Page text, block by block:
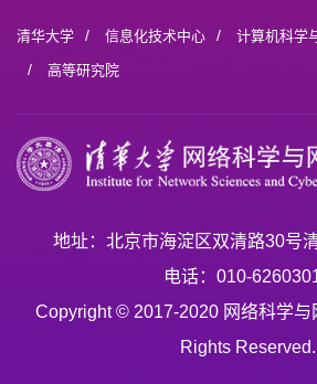
清华大学 / 信息化技术中心 / 计算机科学
/ 高等研究院
地址：北京市海淀区双清路30号
电话：010-
Copyright © 2017-2020 网络科学与
Rights Reserved.